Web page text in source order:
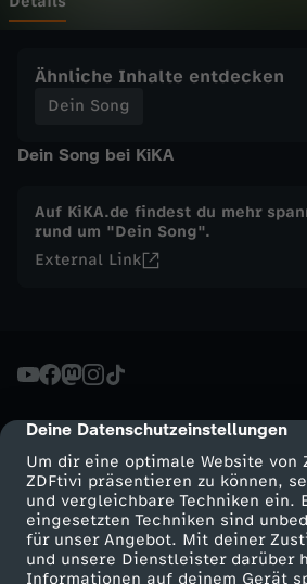
cmp-dialog-description
Deine Datenschutzeinstellungen
Um dir eine optimale Website von
ZDFtivi präsentieren zu können,
und vergleichbare Techniken ein.
eingesetzten Techniken sind
für unser Angebot. Mit deiner
und unsere Dienstleister darüber
Informationen auf deinem Gerät
M
s
i
c
a
Ähnliche Inhalte entdecken
Dein Song
Dein Song bei KiKA
Auf KiKA.de findest du mehr
rund um "Dein Song".
External Link
Mehr ZDF Service